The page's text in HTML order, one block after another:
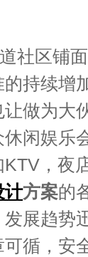
区铺面
持续增
做为大
闲娱乐
，夜
计方案的
展趋势
循，安